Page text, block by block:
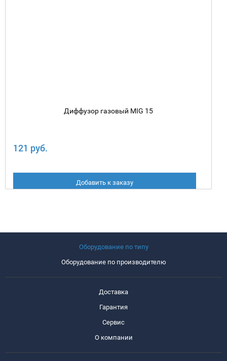
Диффузор газовый MIG 15
121 руб.
Добавить к заказу
Оборудование по типу
Оборудование по производителю
Доставка
Гарантия
Сервис
О компании